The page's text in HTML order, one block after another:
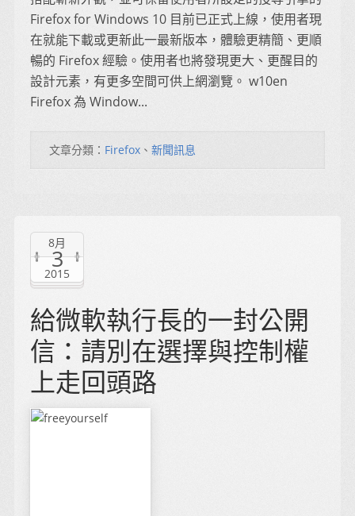
Firefox for Windows 10 目前已正式上線，使用者現
在就能下載或更新此一最新版本，體驗更精簡、更順
暢的 Firefox 經驗。使用者也將發現更大、更醒目的
設計元素，有更多空間可供上網瀏覽。 w10en
Firefox 為 Window...
文章分類： Firefox 、 新聞訊息
8月
3
2015
給微軟執行長的一封公開
信：請別在選擇與控制權
上走回頭路